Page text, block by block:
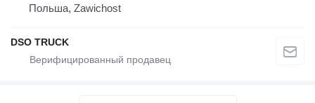
Польша, Zawichost
DSO TRUCK